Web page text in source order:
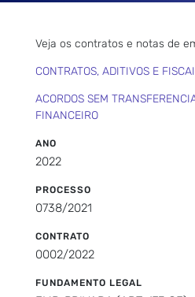
Veja os contratos e notas de
CONTRATOS, ADITIVOS E
ACORDOS SEM
FINANCEIRO
ANO
2022
PROCESSO
0738/2021
CONTRATO
0002/2022
FUNDAMENTO LEGAL